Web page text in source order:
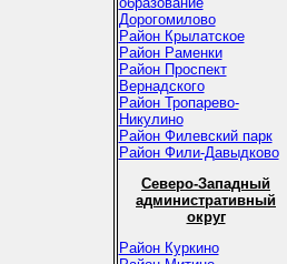
Дорогомилово
Район Крылатское
Район Раменки
Район Проспект
Вернадского
Район Тропарево-
Никулино
Район Филевский парк
Район Фили-Давыдково
Северо-Западный
административный
округ
Район Куркино